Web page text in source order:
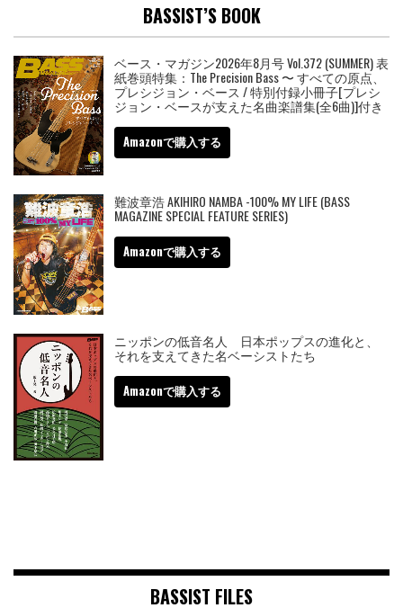
BASSIST’S BOOK
ベース・マガジン2026年8月号 Vol.372 (SUMMER) 表
紙巻頭特集：The Precision Bass 〜 すべての原点、
プレシジョン・ベース / 特別付録小冊子[プレシ
ジョン・ベースが支えた名曲楽譜集(全6曲)]付き
Amazonで購入する
難波章浩 AKIHIRO NAMBA -100% MY LIFE (BASS
MAGAZINE SPECIAL FEATURE SERIES)
Amazonで購入する
ニッポンの低音名人 日本ポップスの進化と、
それを支えてきた名ベーシストたち
Amazonで購入する
BASSIST FILES